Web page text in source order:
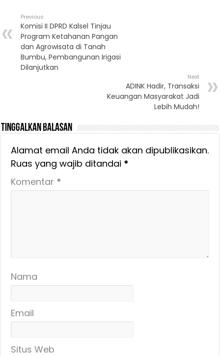
Previous
Komisi II DPRD Kalsel Tinjau
Program Ketahanan Pangan
dan Agrowisata di Tanah
Bumbu, Pembangunan Irigasi
Dilanjutkan
Next
ADINK Hadir, Transaksi
Keuangan Masyarakat Jadi
Lebih Mudah!
Tinggalkan Balasan
Alamat email Anda tidak akan dipublikasikan.
Ruas yang wajib ditandai *
Komentar *
Nama
Email
Situs Web